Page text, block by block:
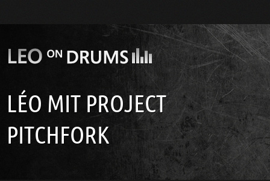
LÉO MIT PROJECT
PITCHFORK